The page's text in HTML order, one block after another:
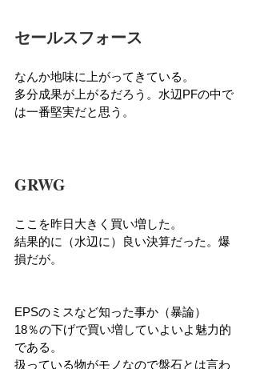
セールスフォース
なんか地味に上がってきている。
多分成果が上がるだろう。水辺PFの中で
は一番堅実だと思う。
GRWG
ここを昨日大きく買い増した。
結果的に（水辺に）良い決算だった。爆
損だが。
EPSのミスなど知った事か（暴論）
18％の下げで買い増していよいよ魅力的
である。
扱っている物がモノなので盤石とは言わ